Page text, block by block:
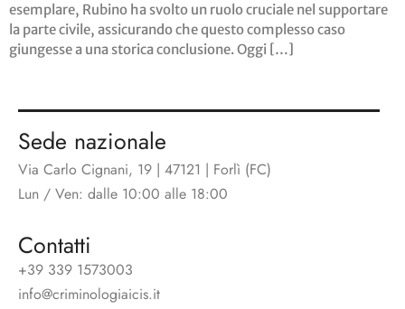
esemplare, Rubino ha svolto un ruolo cruciale nel supportare
la parte civile, assicurando che questo complesso caso
giungesse a una storica conclusione. Oggi […]
Sede nazionale
Via Carlo Cignani, 19 | 47121 | Forlì (FC)
Lun / Ven: dalle 10:00 alle 18:00
Contatti
+39 339 1573003
info@criminologiaicis.it